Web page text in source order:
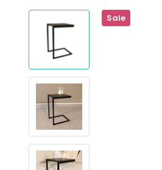
Sale